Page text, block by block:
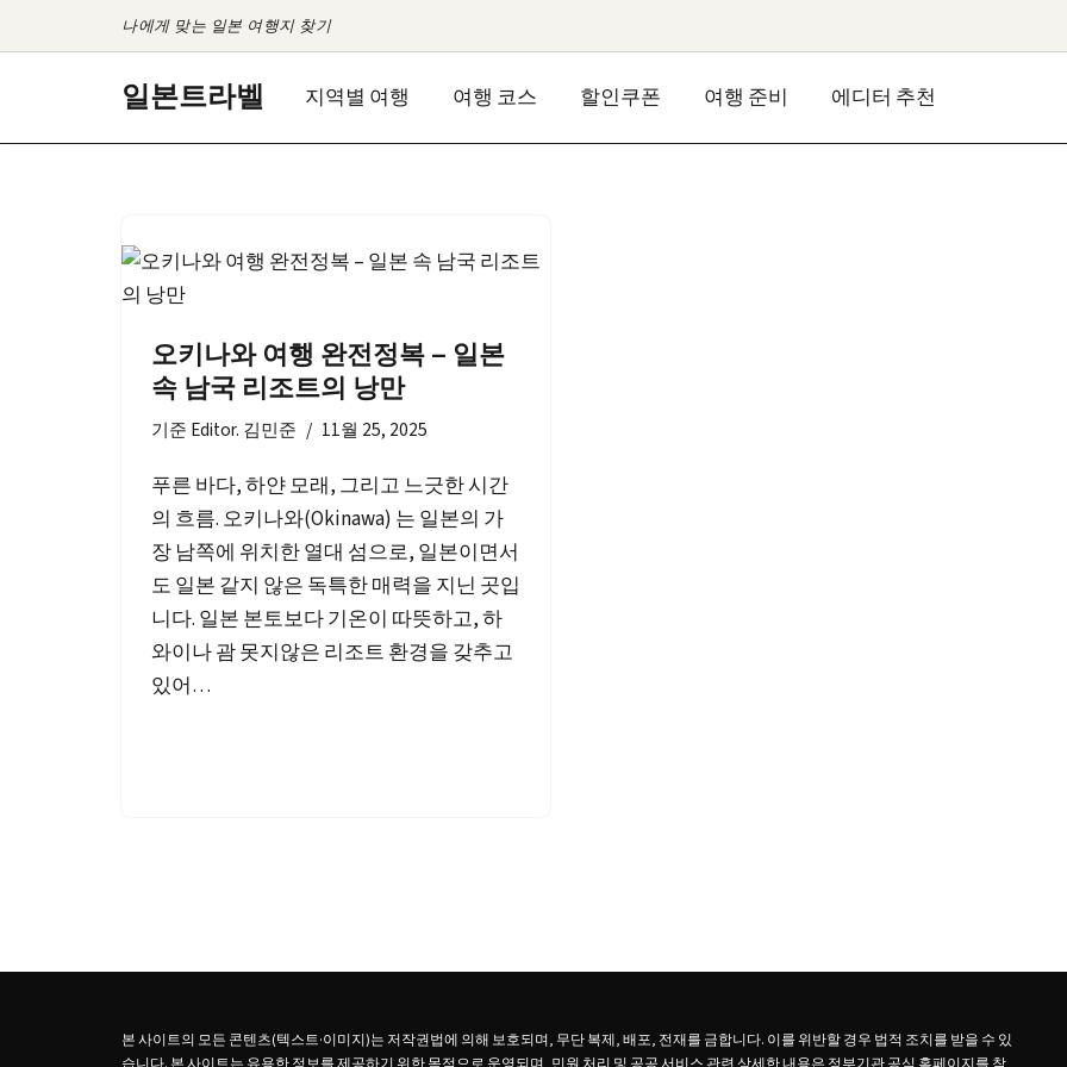
나에게 맞는 일본 여행지 찾기
일본트라벨 지역별 여행 여행 코스 할인쿠폰 여행 준비 에디터 추천
오키나와 여행 완전정복 – 일본
속 남국 리조트의 낭만
기준 Editor. 김민준 11월 25, 2025
푸른 바다, 하얀 모래, 그리고 느긋한 시간
의 흐름. 오키나와(Okinawa) 는 일본의 가
장 남쪽에 위치한 열대 섬으로, 일본이면서
도 일본 같지 않은 독특한 매력을 지닌 곳입
니다. 일본 본토보다 기온이 따뜻하고, 하
와이나 괌 못지않은 리조트 환경을 갖추고
있어…
본 사이트의 모든 콘텐츠(텍스트·이미지)는 저작권법에 의해 보호되며, 무단 복제, 배포, 전재를 금합니다. 이를 위반할 경우 법적 조치를 받을 수 있